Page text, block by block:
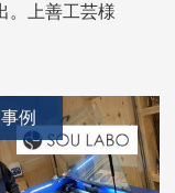
。上善工芸様
例